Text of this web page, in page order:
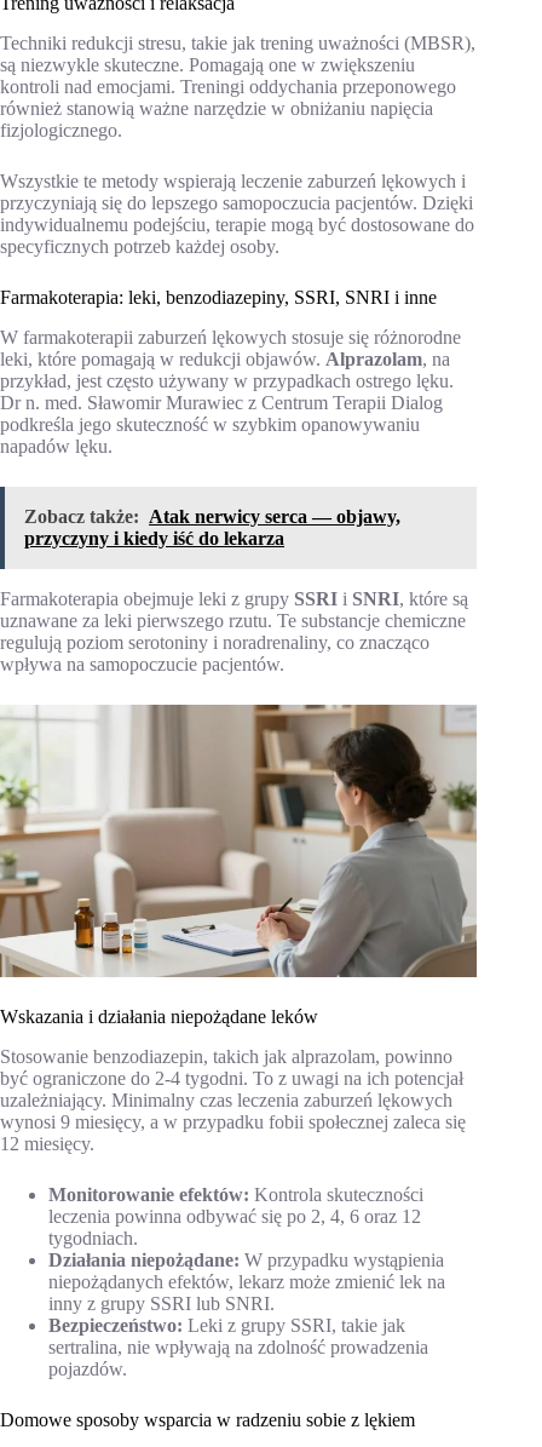
Techniki redukcji stresu, takie jak trening uważności (MBSR),
są niezwykle skuteczne. Pomagają one w zwiększeniu
kontroli nad emocjami. Treningi oddychania przeponowego
również stanowią ważne narzędzie w obniżaniu napięcia
fizjologicznego.
Wszystkie te metody wspierają leczenie zaburzeń lękowych i
przyczyniają się do lepszego samopoczucia pacjentów. Dzięki
indywidualnemu podejściu, terapie mogą być dostosowane do
specyficznych potrzeb każdej osoby.
Farmakoterapia: leki, benzodiazepiny, SSRI, SNRI i inne
W farmakoterapii zaburzeń lękowych stosuje się różnorodne
leki, które pomagają w redukcji objawów. Alprazolam, na
przykład, jest często używany w przypadkach ostrego lęku.
Dr n. med. Sławomir Murawiec z Centrum Terapii Dialog
podkreśla jego skuteczność w szybkim opanowywaniu
napadów lęku.
Zobacz także: Atak nerwicy serca — objawy,
przyczyny i kiedy iść do lekarza
Farmakoterapia obejmuje leki z grupy SSRI i SNRI, które są
uznawane za leki pierwszego rzutu. Te substancje chemiczne
regulują poziom serotoniny i noradrenaliny, co znacząco
wpływa na samopoczucie pacjentów.
Wskazania i działania niepożądane leków
Stosowanie benzodiazepin, takich jak alprazolam, powinno
być ograniczone do 2-4 tygodni. To z uwagi na ich potencjał
uzależniający. Minimalny czas leczenia zaburzeń lękowych
wynosi 9 miesięcy, a w przypadku fobii społecznej zaleca się
12 miesięcy.
Monitorowanie efektów: Kontrola skuteczności
leczenia powinna odbywać się po 2, 4, 6 oraz 12
tygodniach.
Działania niepożądane: W przypadku wystąpienia
niepożądanych efektów, lekarz może zmienić lek na
inny z grupy SSRI lub SNRI.
Bezpieczeństwo: Leki z grupy SSRI, takie jak
sertralina, nie wpływają na zdolność prowadzenia
pojazdów.
Domowe sposoby wsparcia w radzeniu sobie z lękiem